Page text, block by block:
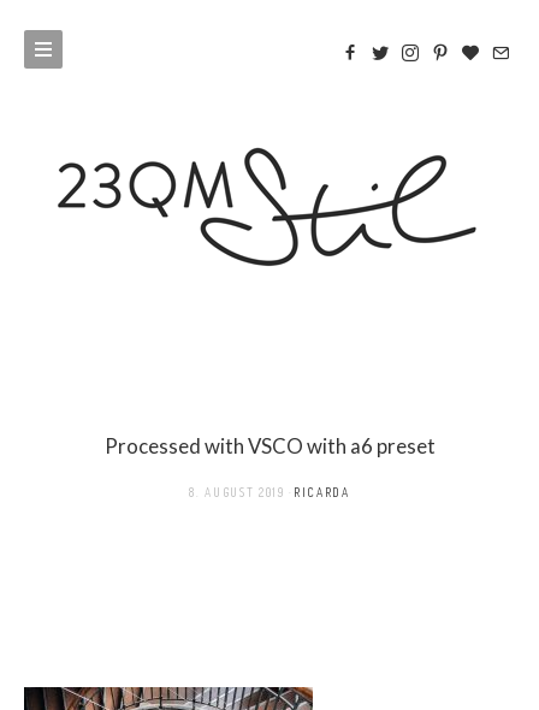
Processed with VSCO with a6 preset
8. AUGUST 2019 RICARDA